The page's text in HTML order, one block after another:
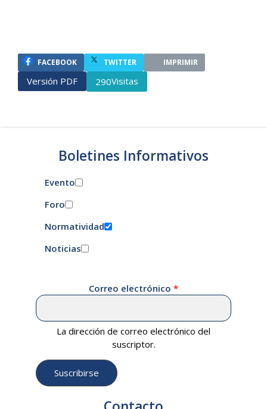
FACEBOOK TWITTER IMPRIMIR
Versión PDF 290Visitas
Boletines Informativos
Evento
Foro
Normatividad
Noticias
Correo electrónico
La dirección de correo electrónico del
suscriptor.